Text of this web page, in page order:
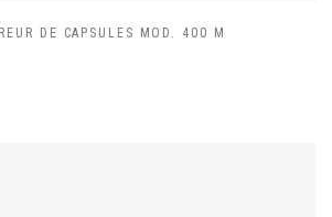
DE CAPSULES MOD. 400 M